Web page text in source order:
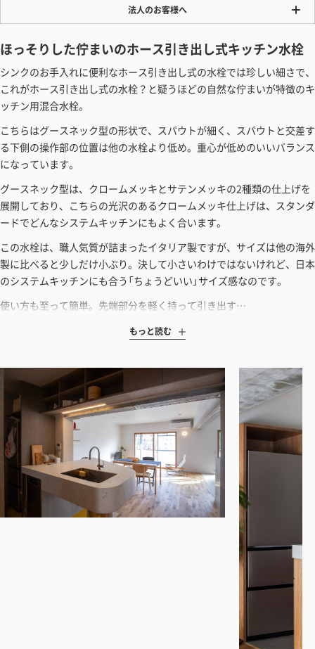
法人のお客様へ
ワンプライス販売
法人・個人様いずれも全て一律の価格で販売しております。法人/個人
事業主様には「請求書払い」も対応しています。
「請求書払い」の詳細はこちら
カートでのお見積り機能
「この商品を選ぶ」からご希望の商品をカートに入れていただき、お届
け先種別・都道府県を選択すると、送料を含んだ合計金額を確認する
見積もりガイドはこちら
ほっそりした佇まいのホース引き出し式キッチン水栓
シンクのお手入れに便利なホース引き出し式の水栓では珍しい細さで、
これがホース引き出し式の水栓？と疑うほどの自然な佇まいが特徴のキ
ッチン用混合水栓。
こちらはグースネック型の形状で、スパウトが細く、スパウトと交差す
る下側の操作部の位置は他の水栓より低め。重心が低めのいいバランス
になっています。
グースネック型は、クロームメッキとサテンメッキの2種類の仕上げを
展開しており、こちらの光沢のあるクロームメッキ仕上げは、スタンダ
ードでどんなシステムキッチンにもよく合います。
この水栓は、職人気質が詰まったイタリア製ですが、サイズは他の海外
製に比べると少しだけ小ぶり。決して小さいわけではないけれど、日本
のシステムキッチンにも合う「ちょうどいい」サイズ感なのです。
使い方も至って簡単。先端部分を軽く持って引き出す…
もっと読む